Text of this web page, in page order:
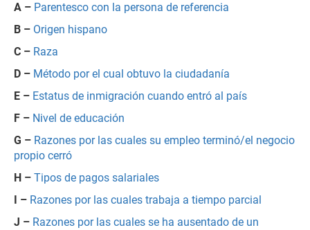
A – Parentesco con la persona de referencia
B – Origen hispano
C – Raza
D – Método por el cual obtuvo la ciudadanía
E – Estatus de inmigración cuando entró al país
F – Nivel de educación
G – Razones por las cuales su empleo terminó/el negocio
propio cerró
H – Tipos de pagos salariales
I – Razones por las cuales trabaja a tiempo parcial
J – Razones por las cuales se ha ausentado de un